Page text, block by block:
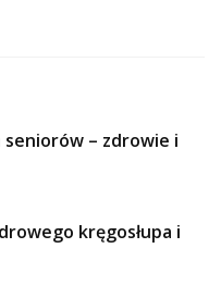
seniorów – zdrowie i
kręgosłupa i